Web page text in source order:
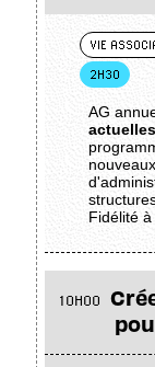
VIE
2H30
AG
Fidélité
10H00